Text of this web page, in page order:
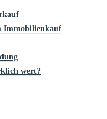
Immobilienkauf
wert?